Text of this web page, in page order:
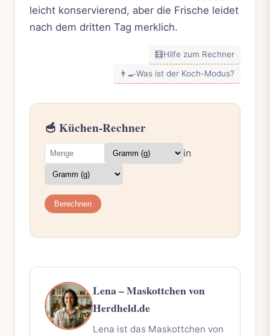
leicht konservierend, aber die Frische leidet
nach dem dritten Tag merklich.
🧮Hilfe zum Rechner
👨‍🍳Was ist der Koch-Modus?
🥣 Küchen-Rechner
in
Berechnen
Lena – Maskottchen von
Herdheld.de
Lena ist das Maskottchen von